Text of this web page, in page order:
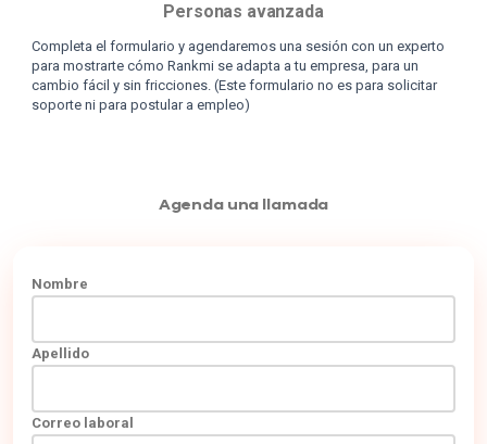
Personas avanzada
Completa el formulario y agendaremos una sesión con un experto
para mostrarte cómo Rankmi se adapta a tu empresa, para un
cambio fácil y sin fricciones. (Este formulario no es para solicitar
soporte ni para postular a empleo)
Agenda una llamada
Nombre
Apellido
Correo laboral